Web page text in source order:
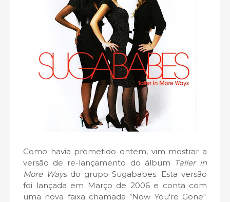
Como havia prometido ontem, vim mostrar a
versão de re-lançamento do álbum Taller in
More Waysdo grupo Sugababes. Esta versão
foi lançada em Março de 2006 e conta com
uma nova faixa chamada "Now You're Gone".